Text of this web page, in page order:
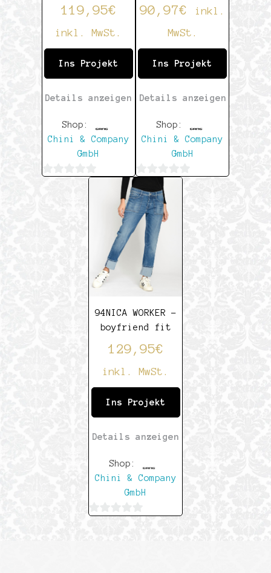
119,95€
inkl. MwSt.
Ins Projekt
Details anzeigen
Shop:
Chini & Company
GmbH
90,97€
inkl.
MwSt.
Ins Projekt
Details anzeigen
Shop:
Chini & Company
GmbH
von
5
94NICA WORKER –
boyfriend fit
129,95€
inkl. MwSt.
Ins Projekt
Details anzeigen
Shop:
Chini & Company
GmbH